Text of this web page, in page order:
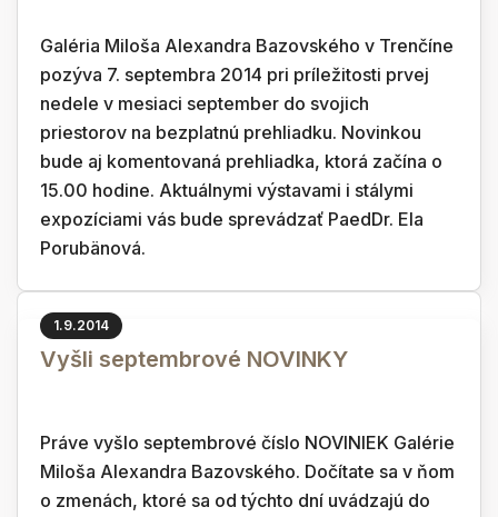
Galéria Miloša Alexandra Bazovského v Trenčíne
pozýva 7. septembra 2014 pri príležitosti prvej
nedele v mesiaci september do svojich
priestorov na bezplatnú prehliadku. Novinkou
bude aj komentovaná prehliadka, ktorá začína o
15.00 hodine. Aktuálnymi výstavami i stálymi
expozíciami vás bude sprevádzať PaedDr. Ela
Porubänová.
1.9.2014
Vyšli septembrové NOVINKY
Práve vyšlo septembrové číslo NOVINIEK Galérie
Miloša Alexandra Bazovského. Dočítate sa v ňom
o zmenách, ktoré sa od týchto dní uvádzajú do